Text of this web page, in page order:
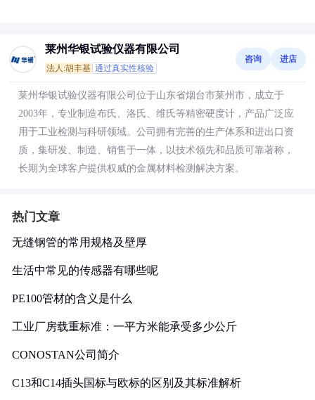
莱州华银试验仪器有限公司
法人:胡丰基 通过真实性核验
咨询 进店
莱州华银试验仪器有限公司位于山东省烟台市莱州市，成立于
2003年，专业制造布氏、洛氏、维氏等精密硬度计，产品广泛应
用于工业检测与科研领域。公司拥有完善的生产体系和进出口资
质，集研发、制造、销售于一体，以技术领先和品质可靠著称，
长期为全球客户提供权威的金属材料检测解决方案。
热门文章
无缝钢管的常用规格及壁厚
生活中常见的传感器有哪些呢
PE100管材的含义是什么
工业厂房载重标准：一平方米能承受多少公斤
CONOSTAN公司简介
C13和C14插头国标与欧标的区别及其标准解析